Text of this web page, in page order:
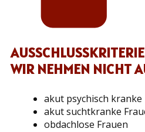
WIR NEHMEN NICHT
akut psychisch kranke
akut suchtkranke
obdachlose Frauen